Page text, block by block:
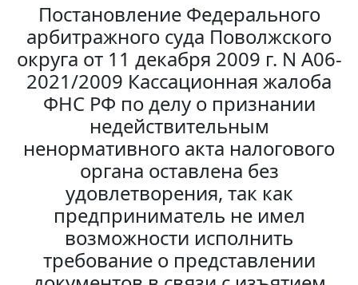
Постановление Федерального
арбитражного суда Поволжского
округа от 11 декабря 2009 г. N А06-
2021/2009 Кассационная жалоба
ФНС РФ по делу о признании
недействительным
ненормативного акта налогового
органа оставлена без
удовлетворения, так как
предприниматель не имел
возможности исполнить
требование о представлении